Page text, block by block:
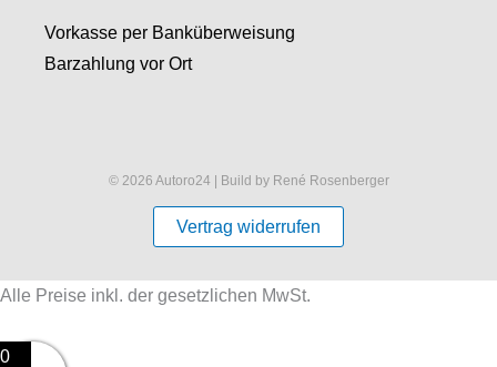
Vorkasse per Banküberweisung
Barzahlung vor Ort
© 2026 Autoro24 | Build by René Rosenberger
Vertrag widerrufen
Alle Preise inkl. der gesetzlichen MwSt.
0